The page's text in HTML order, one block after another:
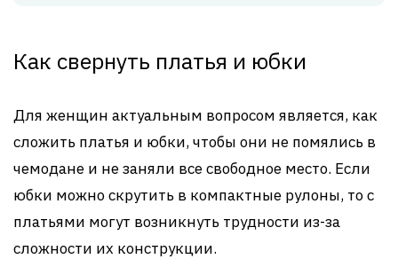
Как свернуть платья и юбки
Для женщин актуальным вопросом является, как
сложить платья и юбки, чтобы они не помялись в
чемодане и не заняли все свободное место. Если
юбки можно скрутить в компактные рулоны, то с
платьями могут возникнуть трудности из-за
сложности их конструкции.